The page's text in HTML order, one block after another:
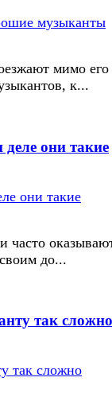
мимо его
к...
они такие
часто
до...
так сложно